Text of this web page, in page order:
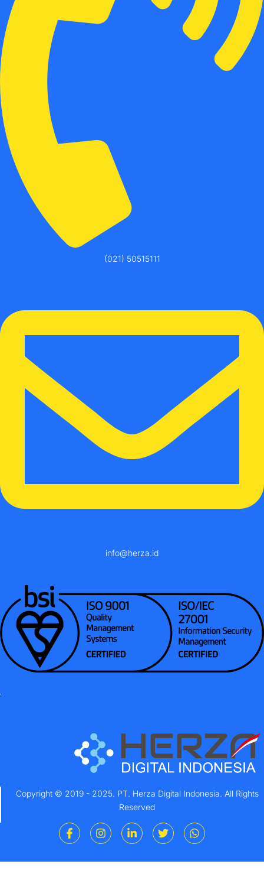
(021) 50515111
info@herza.id
Copyright © 2019 - 2025. PT. Herza Digital Indonesia. All Rights
Reserved